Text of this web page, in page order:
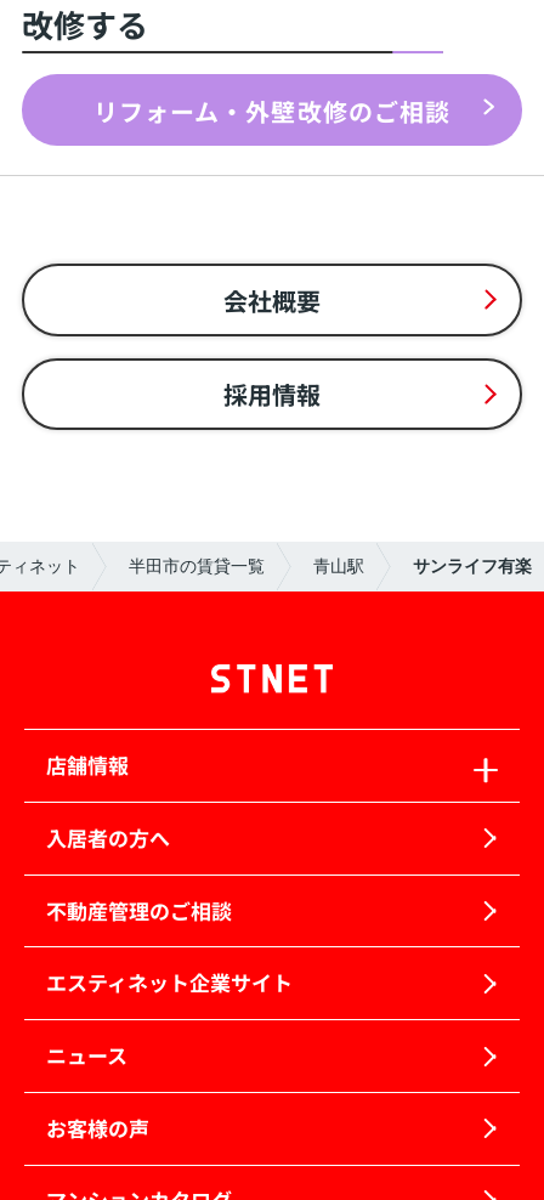
改修する
リフォーム・外壁改修のご相談
会社概要
採用情報
ィネット 半田市の賃貸一覧 青山駅 サンライフ有楽
店舗情報
入居者の方へ
不動産管理のご相談
エスティネット企業サイト
ニュース
お客様の声